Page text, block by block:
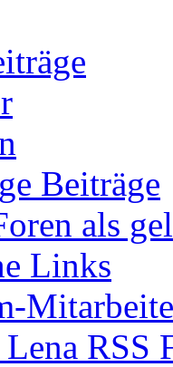
Beiträge
als
Links
RSS